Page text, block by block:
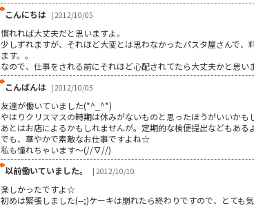
こんにちは | 2012/10/05
慣れれば大丈夫だと思いますよ。
少しずれますが、それほど大変とは思わなかったパスタ屋さんで
ます。。
なので、仕事をされる前にそれほど心配されてたら大丈夫かと思い
こんばんは | 2012/10/05
友達が働いていました(*^_^*)
やはりクリスマスの時期は休みがないものと思ったほうがいいかも
あとはお店によるかもしれませんが。定期的な検便提出などもある
でも、華やかで素敵なお仕事ですよね☆
私も憧れちゃいます～(//∇//)
以前働いていました。
| 2012/10/10
楽しかったですよ☆
初めは緊張しました(--;)ケーキは崩れたら終わりですので、とても気